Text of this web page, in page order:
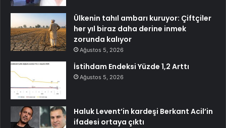
Ülkenin tahıl ambarı kuruyor: Çiftçiler
her yıl biraz daha derine inmek
zorunda kalıyor
Ağustos 5, 2026
İstihdam Endeksi Yüzde 1,2 Arttı
Ağustos 5, 2026
Haluk Levent’in kardeşi Berkant Acil’in
ifadesi ortaya çıktı